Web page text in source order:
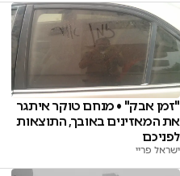
"זמן אבק" • מנחם טוקר איתגר
את המאזינים באובך, התוצאות
לפניכם
ישראל פריי